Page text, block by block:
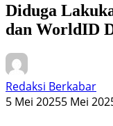
Diduga
dan WorldID
Redaksi Berkabar
5 Mei 20255 Mei